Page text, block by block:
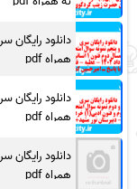
دانلود
همراه pdf
دانلود
همراه pdf
دانلود
همراه pdf